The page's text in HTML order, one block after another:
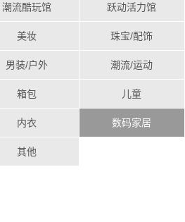
潮流酷玩馆 跃动活力馆
美妆 珠宝/配饰
男装/户外 潮流/运动
箱包 儿童
内衣 数码家居
其他